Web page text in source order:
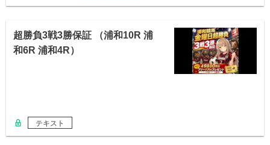
超勝負3戦3勝保証 （浦和10R 浦
和6R 浦和4R）
テキスト